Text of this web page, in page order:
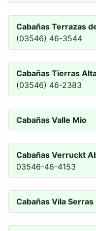
Cabañas Terrazas
(03546) 46-3544
Cabañas Tierras
(03546) 46-2383
Cabañas Valle Mio
Cabañas Verruckt
03546-46-4153
Cabañas Vila Serras